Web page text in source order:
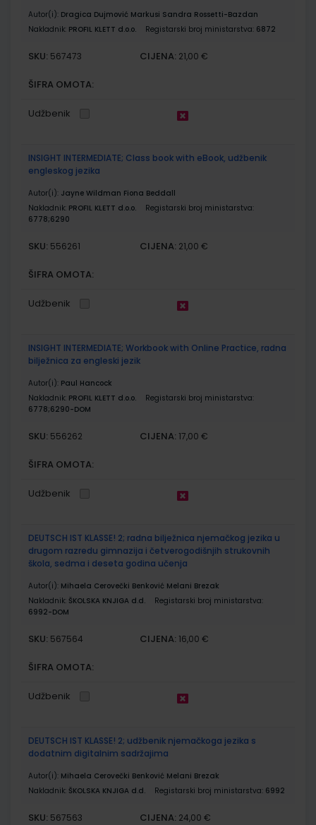
Autor(i): Dragica Dujmović Markusi Sandra Rossetti-Bazdan
Nakladnik: PROFIL KLETT d.o.o. Registarski broj ministarstva: 6872
SKU: 567473 CIJENA: 21,00 €
ŠIFRA OMOTA:
Udžbenik
INSIGHT INTERMEDIATE; Class book with eBook, udžbenik
engleskog jezika
Autor(i): Jayne Wildman Fiona Beddall
Nakladnik: PROFIL KLETT d.o.o.
Registarski broj ministarstva:
6778;6290
SKU: 556261 CIJENA: 21,00 €
ŠIFRA OMOTA:
Udžbenik
INSIGHT INTERMEDIATE; Workbook with Online Practice, radna
bilježnica za engleski jezik
Autor(i): Paul Hancock
Nakladnik: PROFIL KLETT d.o.o.
Registarski broj ministarstva:
6778;6290-DOM
SKU: 556262 CIJENA: 17,00 €
ŠIFRA OMOTA:
Udžbenik
DEUTSCH IST KLASSE! 2; radna bilježnica njemačkog jezika u
drugom razredu gimnazija i četverogodišnjih strukovnih
škola, sedma i deseta godina učenja
Autor(i): Mihaela Cerovečki Benković Melani Brezak
Nakladnik: ŠKOLSKA KNJIGA d.d.
Registarski broj ministarstva:
6992-DOM
SKU: 567564 CIJENA: 16,00 €
ŠIFRA OMOTA:
Udžbenik
DEUTSCH IST KLASSE! 2; udžbenik njemačkoga jezika s
dodatnim digitalnim sadržajima
Autor(i): Mihaela Cerovečki Benković Melani Brezak
Nakladnik: ŠKOLSKA KNJIGA d.d. Registarski broj ministarstva: 6992
SKU: 567563 CIJENA: 24,00 €